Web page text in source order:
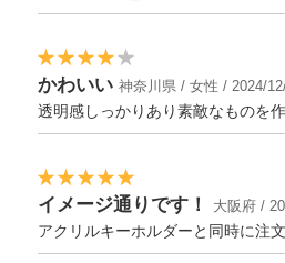
かわいい 神奈川県 / 女性 / 2024/
透明感しっかりあり素敵なものを作
イメージ通りです！ 大阪府 /
アクリルキーホルダーと同時に注